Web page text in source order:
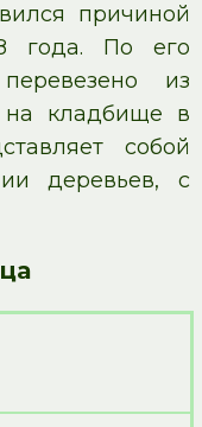
причиной
года. По его
из
кладбище в
собой
деревьев, с